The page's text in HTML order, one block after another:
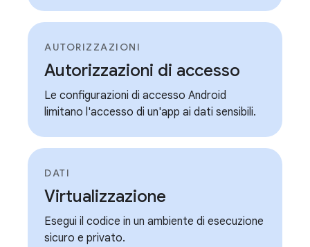
AUTORIZZAZIONI
Autorizzazioni di accesso
Le configurazioni di accesso Android
limitano l'accesso di un'app ai dati sensibili.
DATI
Virtualizzazione
Esegui il codice in un ambiente di esecuzione
sicuro e privato.